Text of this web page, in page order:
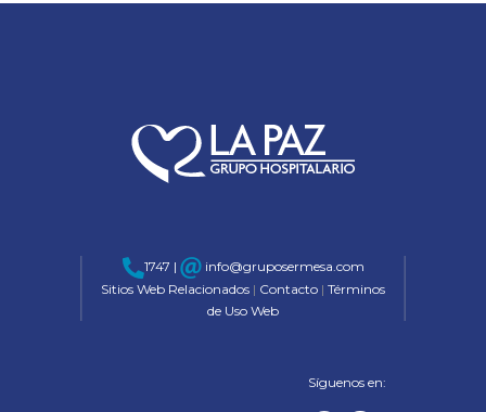
1747 |
info@gruposermesa.com
Sitios Web Relacionados | Contacto | Términos
de Uso Web
Síguenos en: